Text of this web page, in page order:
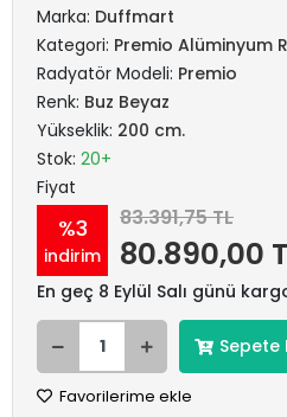
Marka: Duffmart
Kategori: Premio Alüminyum
Radyatör Modeli: Premio
Renk: Buz Beyaz
Yükseklik: 200 cm.
Stok: 20+
Fiyat
%3
indirim
83.391,75 TL
80.890,00
En geç 8 Eylül Salı günü
Sepete
Favorilerime ekle